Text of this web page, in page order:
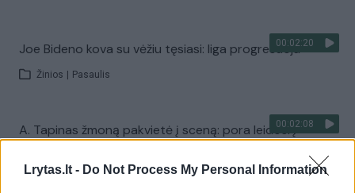
Lrytas.lt - Do Not Process My Personal Information
00:02:20
Joe Bideno kova su vėžiu tęsiasi: liga progresuoja
Žinios Pasaulis
00:02:08
A. Tapinas žmoną pakvietė į sceną: pora leidosi į
Žinios | Pramogos